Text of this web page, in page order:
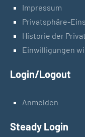
Impressum
Privatsphäre-
Historie der
Einwilligungen
Login/Logout
Anmelden
Steady Login